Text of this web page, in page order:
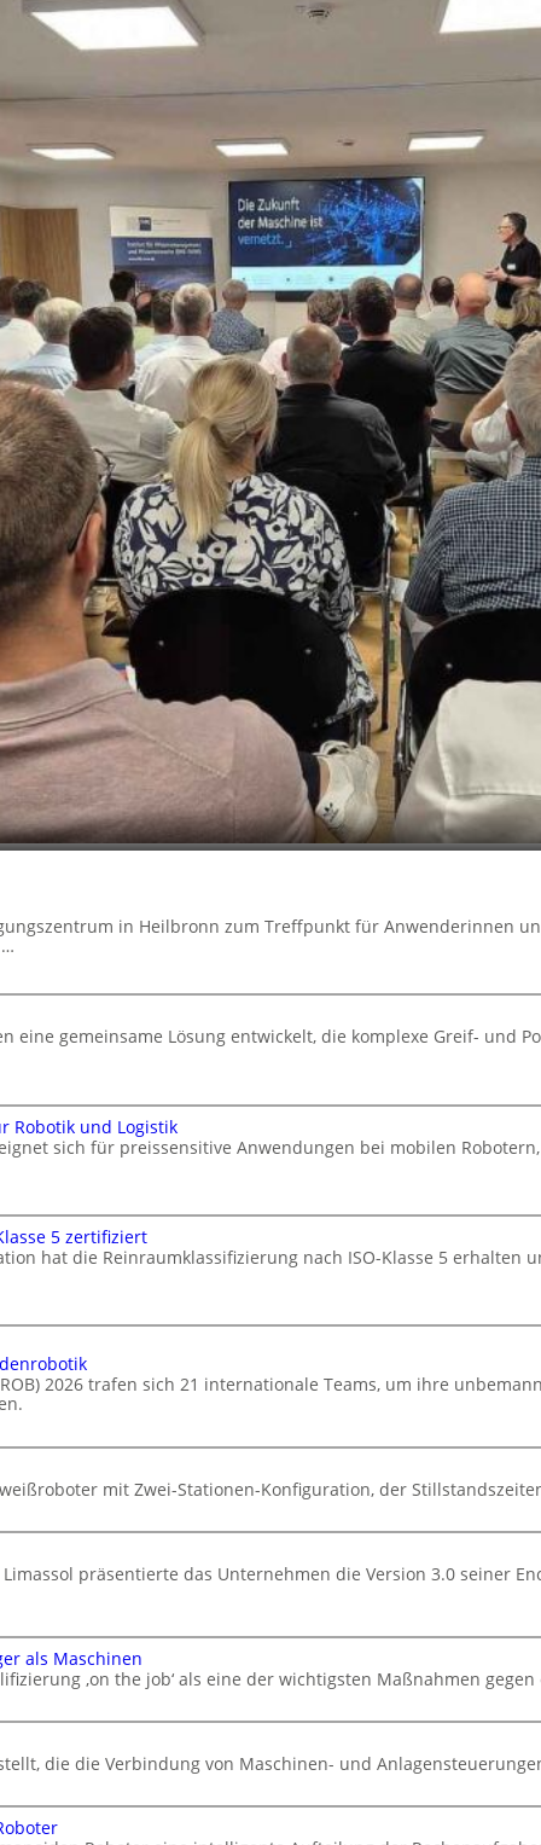
in Heilbronn zum Treffpunkt für Anwenderinnen
eine gemeinsame Lösung entwickelt, die komplexe Greif- und
Robotik und Logistik
sich für preissensitive Anwendungen bei mobilen
5 zertifiziert
hat die Reinraumklassifizierung nach ISO-Klasse 5 erhalten
2026 trafen sich 21 internationale Teams, um ihre
mit Zwei-Stationen-Konfiguration, der
präsentierte das Unternehmen die Version 3.0 seiner
als Maschinen
‚on the job‘ als eine der wichtigsten Maßnahmen
die die Verbindung von Maschinen- und